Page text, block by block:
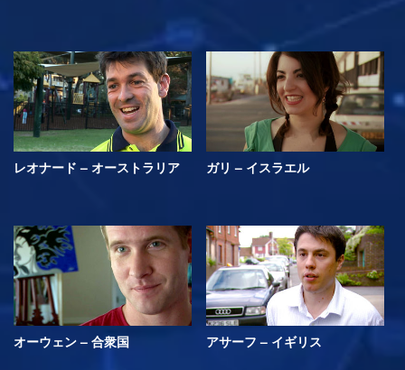
レオナード – オーストラリア ガリ – イスラエル
オーウェン – 合衆国 アサーフ – イギリス